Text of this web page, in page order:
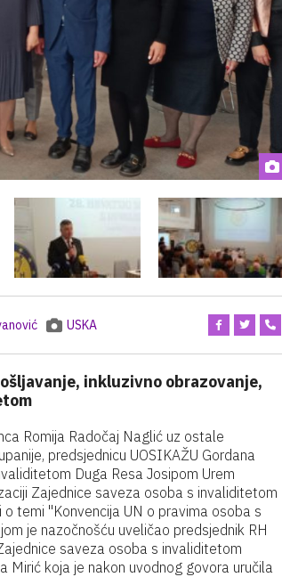
USKA
inkluzivno obrazovanje,
Romija Radočaj Naglić uz ostale
predsjednicu UOSIKAŽU Gordana
Duga Resa Josipom Urem
Zajednice saveza osoba s invaliditetom
temi "Konvencija UN o pravima osoba s
je nazočnošću uveličao predsjednik RH
saveza osoba s invaliditetom
Mirić koja je nakon uvodnog govora uručila